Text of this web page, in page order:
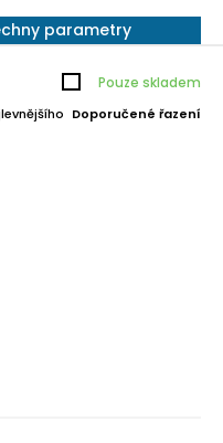
parametry
Pouze skladem
Doporučené řazení